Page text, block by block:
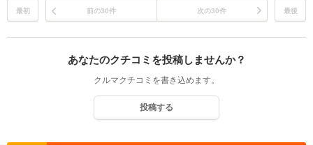
最初 前の30件 次の30件 最後
あなたのクチコミを投稿しませんか？
クルマクチコミを書き込めます。
投稿する